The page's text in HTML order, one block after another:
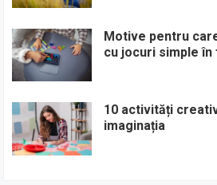
Motive pentru
cu jocuri simple în
10 activități
imaginația